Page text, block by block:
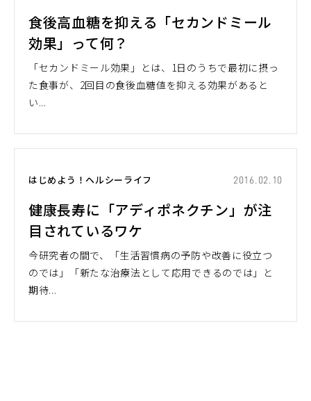
食後高血糖を抑える「セカンドミール
効果」って何？
「セカンドミール効果」とは、1日のうちで最初に摂っ
た食事が、2回目の食後血糖値を抑える効果があると
い...
はじめよう！ヘルシーライフ 2016.02.10
健康長寿に「アディポネクチン」が注
目されているワケ
今研究者の間で、「生活習慣病の予防や改善に役立つ
のでは」「新たな治療法として応用できるのでは」と
期待...